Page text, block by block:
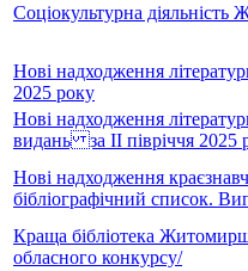
Соціокультурна
Нові надходження
2025 року
Нові надходження
видань за II півріччя 2025
Нові надходження
бібліографічний список.
Краща бібліотека
обласного конкурсу/